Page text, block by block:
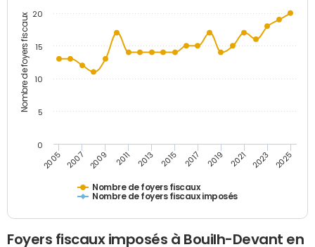
Nombre de foyers fiscaux
Nombre de foyers fiscaux
Nombre de foyers fiscaux imposés
2005 2007 2009 2011 2013 2015 2017 2019 2021 2023 2025
0
5
10
15
20
Foyers fiscaux imposés à Bouilh-Devant en